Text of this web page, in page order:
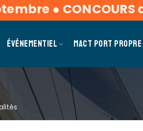
●CONCOURS de
ÉVÉNEMENTIEL MACT PORT PROPRE